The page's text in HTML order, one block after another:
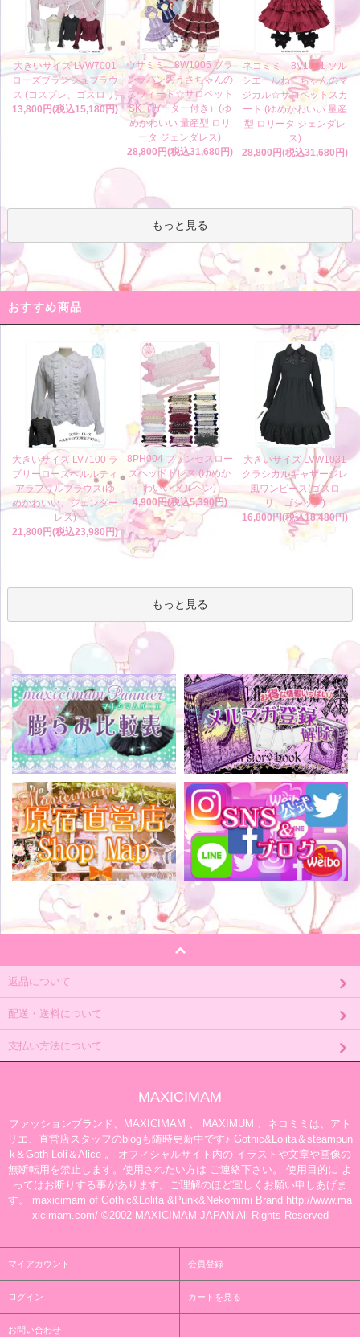
大きいサイズ LVW7001
ローズブランシュブラウ
ス (コスプレ、ゴスロリ)
13,800円(税込15,180円)
ウサミミ 8W1005 ブラ
ンラパンのうさちゃんの
スウィート☆サロペット
SK（ガーター付き）(ゆ
めかわいい 量産型 ロリ
ータ ジェンダレス)
28,800円(税込31,680円)
ネコミミ 8V1001 ソル
シエールねこちゃんのマ
ジカル☆サロペットスカ
ート (ゆめかわいい 量産
型 ロリータ ジェンダレ
ス)
28,800円(税込31,680円)
もっと見る
おすすめ商品
大きいサイズ LV7100 ラ
ブリーローズペルルティ
アラフリルブラウス(ゆ
めかわいい、ジェンダー
レス)
21,800円(税込23,980円)
8PH004 プリンセスロー
ズヘッドドレス (ゆめか
わいい メルヘン)
4,900円(税込5,390円)
大きいサイズ LVW1031
クラシカルギャザージレ
風ワンピース(ゴスロ
リ、ゴシック)
16,800円(税込18,480円)
もっと見る
返品について
配送・送料について
支払い方法について
MAXICIMAM
ファッションブランド、MAXICIMAM 、 MAXIMUM 、ネコミミは、アト
リエ、直営店スタッフのblogも随時更新中です♪ Gothic&Lolita＆steampun
k＆Goth Loli＆Alice 。 オフィシャルサイト内の イラストや文章や画像の
無断転用を禁止します。使用されたい方は ご連絡下さい。 使用目的に よ
ってはお断りする事があります。ご理解のほど宜しくお願い申しあげま
す。 maxicimam of Gothic&Lolita &Punk&Nekomimi Brand http://www.ma
xicimam.com/ ©2002 MAXICIMAM JAPAN All Rights Reserved
マイアカウント 会員登録
ログイン カートを見る
お問い合わせ